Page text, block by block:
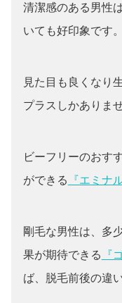
清潔感のある男性
いても好印象です。
見た目も良くなり
プラスしかありませ
ビーフリーのおす
ができる 『エミナ
剛毛な男性は、多
果が期待できる 『
ば、脱毛前後の違